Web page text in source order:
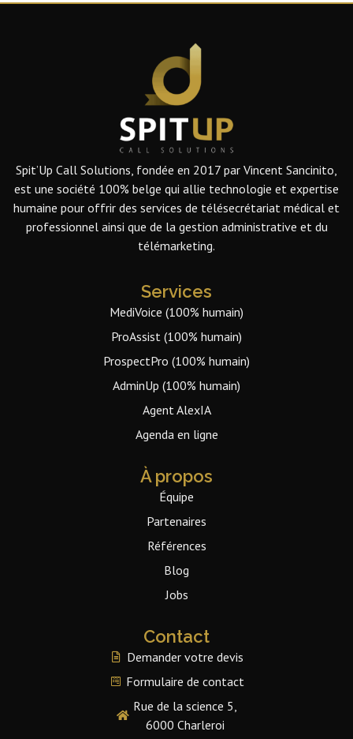
Spit’Up Call Solutions, fondée en 2017 par Vincent Sancinito,
est une société 100% belge qui allie technologie et expertise
humaine pour offrir des services de télésecrétariat médical et
professionnel ainsi que de la gestion administrative et du
télémarketing.
Services
MediVoice (100% humain)
ProAssist (100% humain)
ProspectPro (100% humain)
AdminUp (100% humain)
Agent AlexIA
Agenda en ligne
À propos
Équipe
Partenaires
Références
Blog
Jobs
Contact
Demander votre devis
Formulaire de contact
Rue de la science 5,
6000 Charleroi